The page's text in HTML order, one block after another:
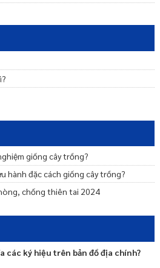
khai thác khoáng sản
môi trường là gì?
giống cây trồng?
hành đặc cách giống cây trồng?
chống thiên tai 2024
các ký hiệu trên bản đồ địa chính?